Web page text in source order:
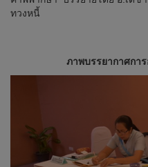
ทวงหนี้
ภาพบรรยากาศกา